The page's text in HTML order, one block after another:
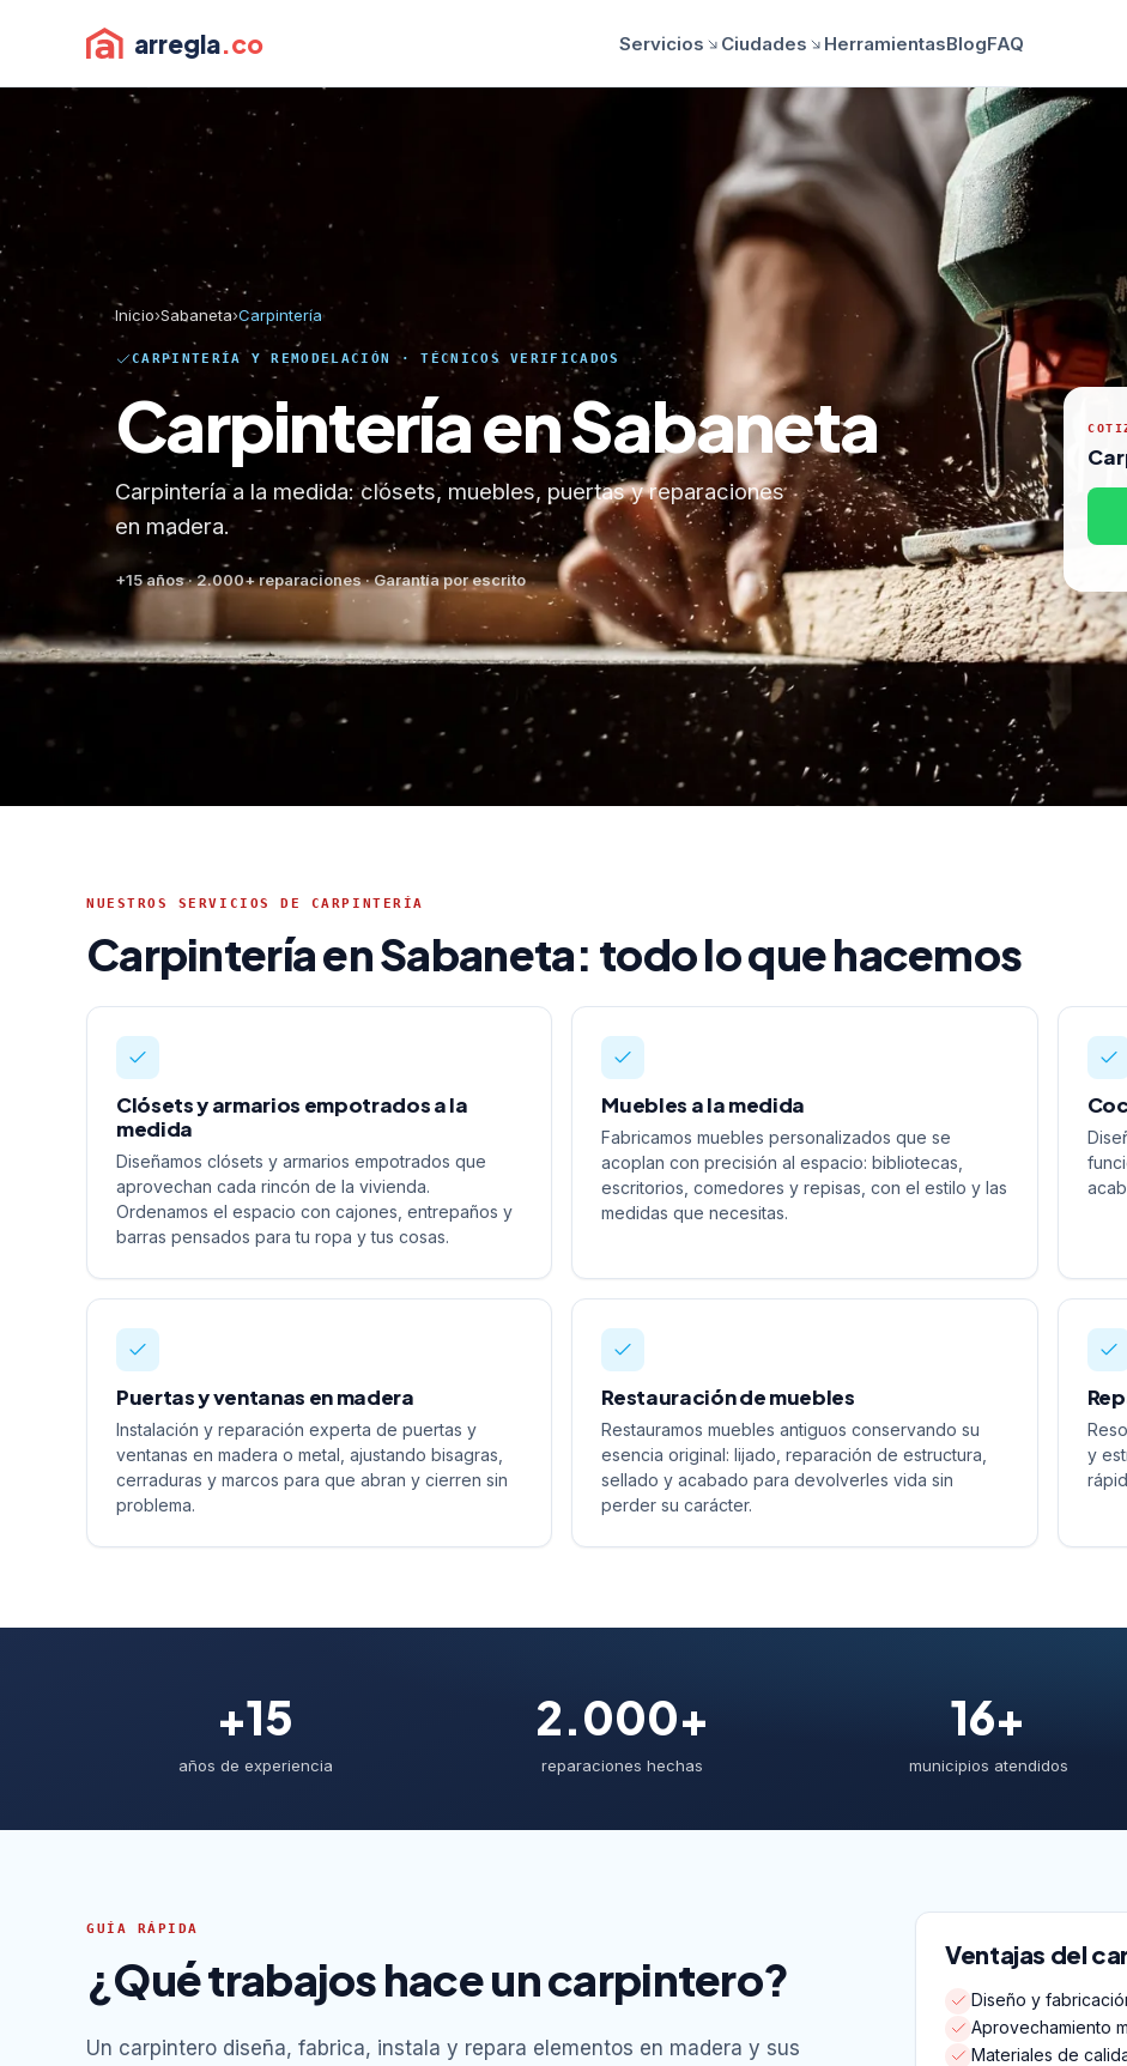
arregla.co Servicios Ciudades HerramientasBlogFAQ
Inicio›Sabaneta›Carpintería
CARPINTERÍA Y REMODELACIÓN · TÉCNICOS VERIFICADOS
Carpintería en Sabaneta
Carpintería a la medida: clósets, muebles, puertas y reparaciones
en madera.
+15 años · 2.000+ reparaciones · Garantía por escrito
NUESTROS SERVICIOS DE CARPINTERÍA
Carpintería en Sabaneta: todo lo que hacemos
Clósets y armarios empotrados a la
medida
Diseñamos clósets y armarios empotrados que
aprovechan cada rincón de la vivienda.
Ordenamos el espacio con cajones, entrepaños y
barras pensados para tu ropa y tus cosas.
Muebles a la medida
Fabricamos muebles personalizados que se
acoplan con precisión al espacio: bibliotecas,
escritorios, comedores y repisas, con el estilo y las
medidas que necesitas.
Puertas y ventanas en madera
Instalación y reparación experta de puertas y
ventanas en madera o metal, ajustando bisagras,
cerraduras y marcos para que abran y cierren sin
problema.
Restauración de muebles
Restauramos muebles antiguos conservando su
esencia original: lijado, reparación de estructura,
sellado y acabado para devolverles vida sin
perder su carácter.
y
+15
años de experiencia
2.000+
reparaciones hechas
16+
municipios atendidos
GUÍA RÁPIDA
¿Qué trabajos hace un carpintero?
Un carpintero diseña, fabrica, instala y repara elementos en madera y sus
Ventajas del
Diseño y
Aprovechamiento
Materiales de